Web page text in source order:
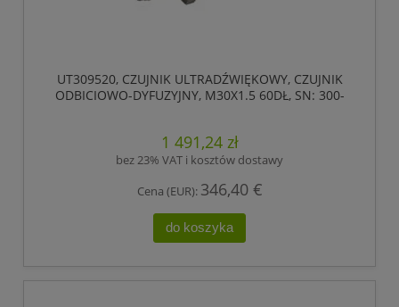
UT309520, CZUJNIK ULTRADŹWIĘKOWY, CZUJNIK
ODBICIOWO-DYFUZYJNY, M30X1.5 60DŁ, SN: 300-
1 491,24 zł
bez 23% VAT i kosztów dostawy
Cena (EUR): 346,40 €
do koszyka